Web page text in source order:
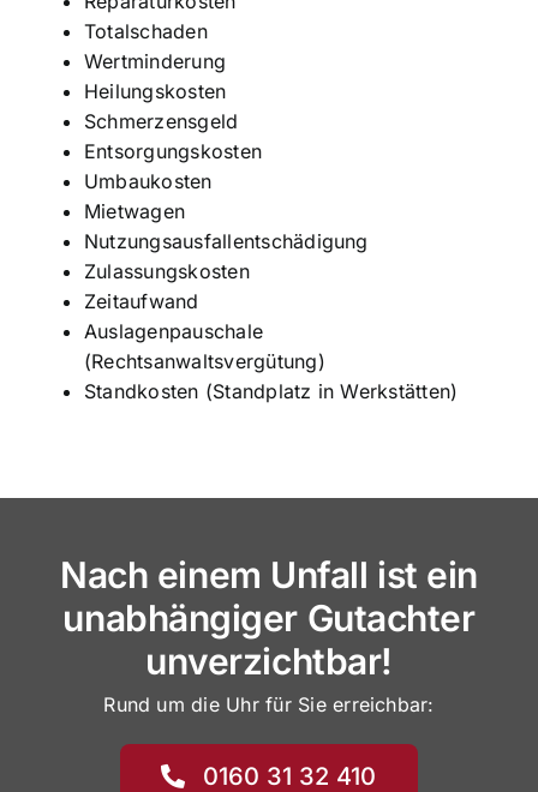
Totalschaden
Wertminderung
Heilungskosten
Schmerzensgeld
Entsorgungskosten
Umbaukosten
Mietwagen
Nutzungsausfallentschädigung
Zulassungskosten
Zeitaufwand
Auslagenpauschale
(Rechtsanwaltsvergütung)
Standkosten (Standplatz in Werkstätten)
Nach einem Unfall ist ein
unabhängiger Gutachter
unverzichtbar!
Rund um die Uhr für Sie erreichbar:
0160 31 32 410